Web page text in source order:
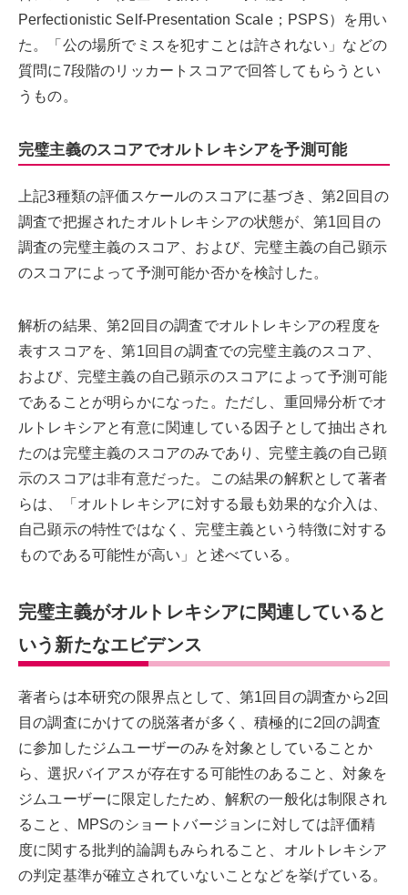
Perfectionistic Self-Presentation Scale；PSPS）を用い
た。「公の場所でミスを犯すことは許されない」などの
質問に7段階のリッカートスコアで回答してもらうとい
うもの。
完璧主義のスコアでオルトレキシアを予測可能
上記3種類の評価スケールのスコアに基づき、第2回目の
調査で把握されたオルトレキシアの状態が、第1回目の
調査の完璧主義のスコア、および、完璧主義の自己顕示
のスコアによって予測可能か否かを検討した。
解析の結果、第2回目の調査でオルトレキシアの程度を
表すスコアを、第1回目の調査での完璧主義のスコア、
および、完璧主義の自己顕示のスコアによって予測可能
であることが明らかになった。ただし、重回帰分析でオ
ルトレキシアと有意に関連している因子として抽出され
たのは完璧主義のスコアのみであり、完璧主義の自己顕
示のスコアは非有意だった。この結果の解釈として著者
らは、「オルトレキシアに対する最も効果的な介入は、
自己顕示の特性ではなく、完璧主義という特徴に対する
ものである可能性が高い」と述べている。
完璧主義がオルトレキシアに関連していると
いう新たなエビデンス
著者らは本研究の限界点として、第1回目の調査から2回
目の調査にかけての脱落者が多く、積極的に2回の調査
に参加したジムユーザーのみを対象としていることか
ら、選択バイアスが存在する可能性のあること、対象を
ジムユーザーに限定したため、解釈の一般化は制限され
ること、MPSのショートバージョンに対しては評価精
度に関する批判的論調もみられること、オルトレキシア
の判定基準が確立されていないことなどを挙げている。